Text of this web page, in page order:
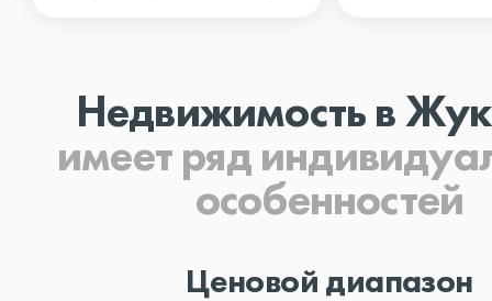
Недвижимость в
имеет ряд
особенностей
Ценовой диапазон